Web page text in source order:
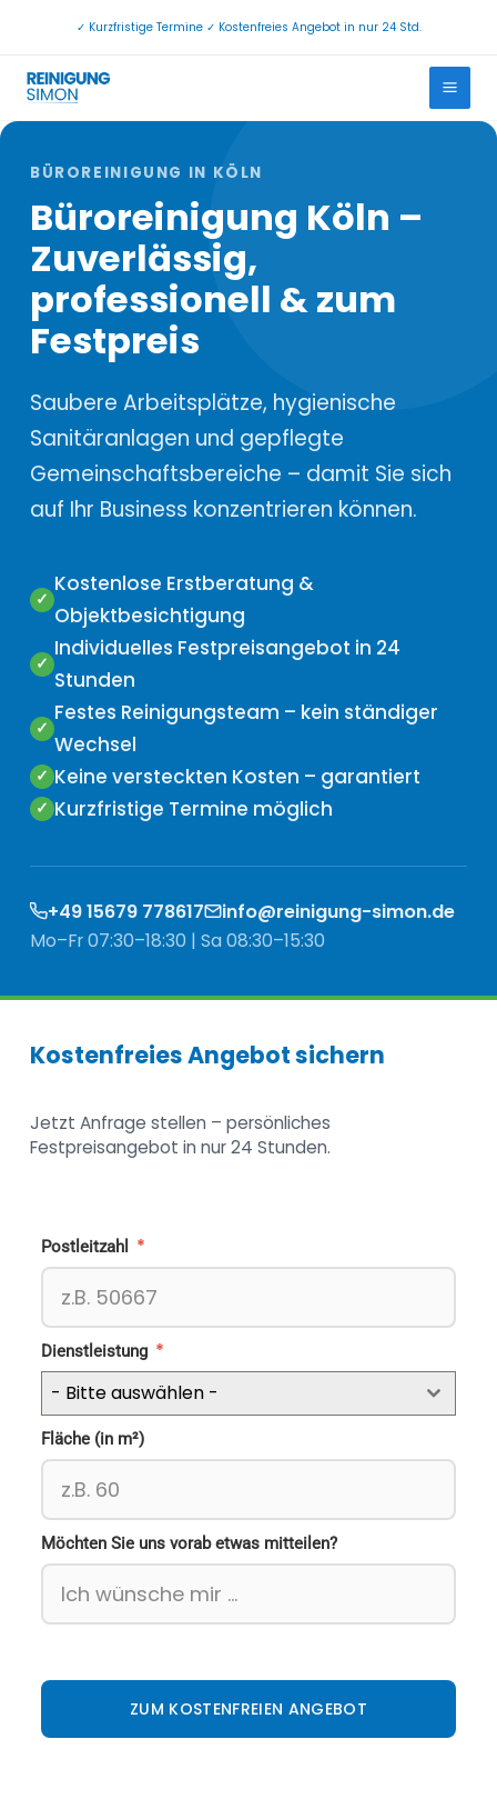
springen
✓ Kurzfristige Termine ✓ Kostenfreies Angebot in nur 24 Std.
BÜROREINIGUNG IN KÖLN
Büroreinigung Köln –
Zuverlässig,
professionell & zum
Festpreis
Saubere Arbeitsplätze, hygienische
Sanitäranlagen und gepflegte
Gemeinschaftsbereiche – damit Sie sich
auf Ihr Business konzentrieren können.
Kostenlose Erstberatung &
Objektbesichtigung
Individuelles Festpreisangebot in 24
Stunden
Festes Reinigungsteam – kein ständiger
Wechsel
Keine versteckten Kosten – garantiert
Kurzfristige Termine möglich
+49 15679 778617
info@reinigung-simon.de
Mo–Fr 07:30–18:30 | Sa 08:30–15:30
Kostenfreies Angebot sichern
Jetzt Anfrage stellen – persönliches
Festpreisangebot in nur 24 Stunden.
Postleitzahl *
Dienstleistung *
- Bitte auswählen -
Fläche (in m²)
Möchten Sie uns vorab etwas mitteilen?
ZUM KOSTENFREIEN ANGEBOT